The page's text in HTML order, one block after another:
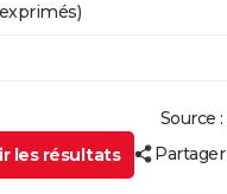
Source :
les résultats
Partager